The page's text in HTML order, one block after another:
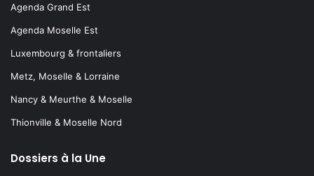
Agenda Grand Est
Agenda Moselle Est
Luxembourg & frontaliers
Metz, Moselle & Lorraine
Nancy & Meurthe & Moselle
Thionville & Moselle Nord
Dossiers à la Une